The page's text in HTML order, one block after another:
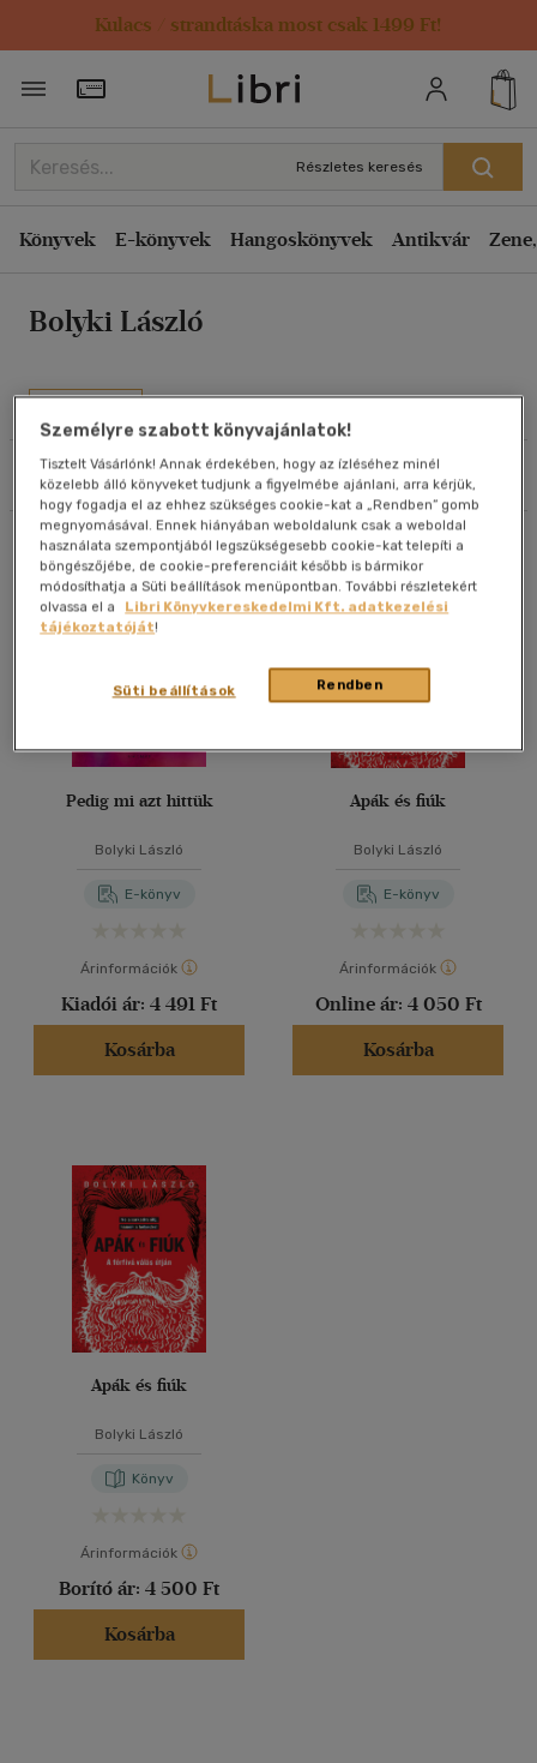
Kulacs / strandtáska most csak 1499 Ft!
Törzsvásárlói Kártya adatai
Részletes keresés
Könyvek E-könyvek Hangoskönyvek Antikvár
Bolyki László
Szűrés Rendezés
Rendezés
Kiadás éve szerint csökkenő
Ár szerint csökkenő
Eladott darabszám szerint csökkenő
Cím szerint A-Z
Szerző szerint A-Z
Megjelenítés
20 db / oldal
40 db / oldal
Alkalmaz
Összesen3db
Pedig mi azt hittük
Bolyki László
E-könyv
Árinformációk
Kiadói ár: 4 491 Ft
Kosárba
Apák és fiúk
Bolyki László
E-könyv
Árinformációk
Online ár: 4 050 Ft
Kosárba
Apák és fiúk
Bolyki László
Könyv
Árinformációk
Borító ár: 4 500 Ft
Kosárba
Személyre szabott könyvajánlatok!
Tisztelt Vásárlónk! Annak érdekében, hogy az ízléséhez minél
közelebb álló könyveket tudjunk a figyelmébe ajánlani, arra kérjük,
hogy fogadja el az ehhez szükséges cookie-kat a „Rendben” gomb
megnyomásával. Ennek hiányában weboldalunk csak a weboldal
használata szempontjából legszükségesebb cookie-kat telepíti a
böngészőjébe, de cookie-preferenciáit később is bármikor
módosíthatja a Süti beállítások menüpontban. További részletekért
olvassa el a
Libri Könyvkereskedelmi Kft. adatkezelési
tájékoztatóját!
Rendben
Süti beállítások